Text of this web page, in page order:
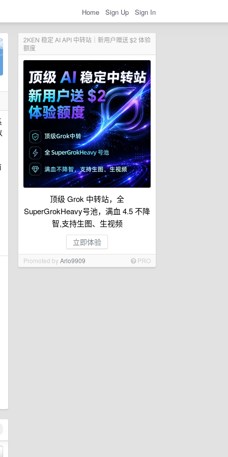
Home Sign Up Sign In
2KEN 稳定 AI API 中转站｜新用户赠送 $2 体验
额度
顶级 Grok 中转站，全
SuperGrokHeavy号池，满血 4.5 不降
智,支持生图、生视频
立即体验
Promoted byArlo9909 PRO